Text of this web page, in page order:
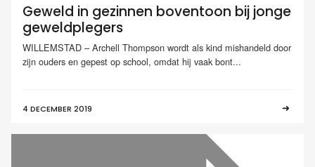
Geweld in gezinnen boventoon bij jonge
geweldplegers
WILLEMSTAD – Archell Thompson wordt als kind mishandeld door
zijn ouders en gepest op school, omdat hij vaak bont...
4 DECEMBER 2019